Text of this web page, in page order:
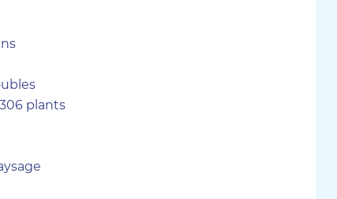
plants